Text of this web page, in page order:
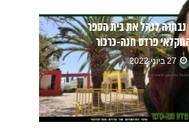
נבחרה לנהל את בית הספר
פרדס חנה-כרכור
27 ביוני 2022